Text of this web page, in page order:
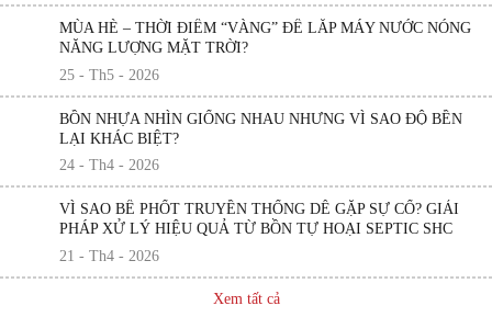
MÙA HÈ – THỜI ĐIỂM “VÀNG” ĐỂ LẮP MÁY NƯỚC NÓNG
NĂNG LƯỢNG MẶT TRỜI?
25 - Th5 - 2026
BỒN NHỰA NHÌN GIỐNG NHAU NHƯNG VÌ SAO ĐỘ BỀN
LẠI KHÁC BIỆT?
24 - Th4 - 2026
VÌ SAO BỂ PHỐT TRUYỀN THỐNG DỄ GẶP SỰ CỐ? GIẢI
PHÁP XỬ LÝ HIỆU QUẢ TỪ BỒN TỰ HOẠI SEPTIC SHC
21 - Th4 - 2026
Xem tất cả